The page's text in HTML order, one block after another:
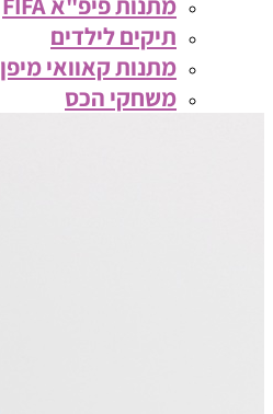
תיקים לילדים
מתנות קאוואי מיפן
משחקי הכס